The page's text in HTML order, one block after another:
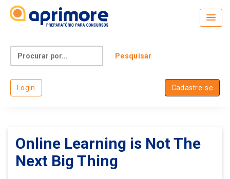
for:
Login Cadastre-se
Online Learning is Not The
Next Big Thing